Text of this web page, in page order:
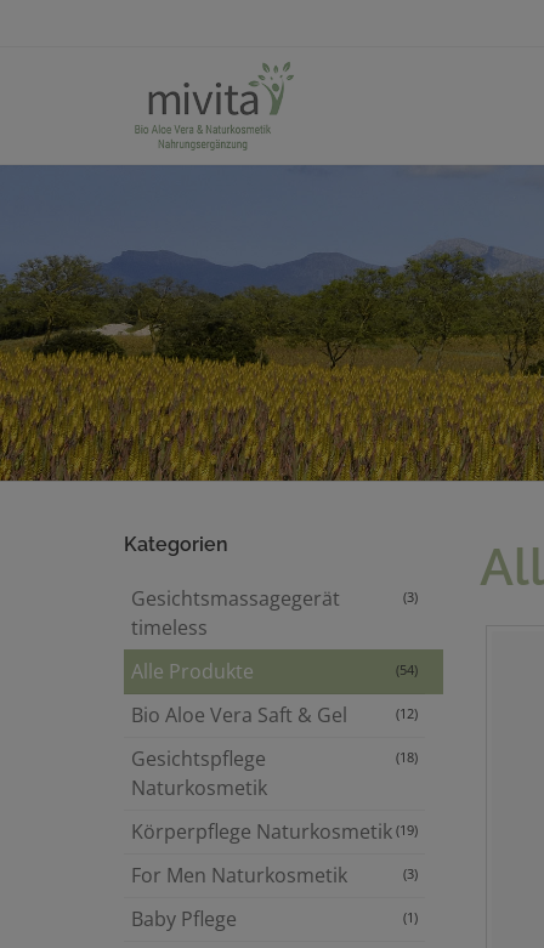
Kategorien
(3)
Gesichtsmassagegerät
timeless
(54)
Alle Produkte
(12)
Bio Aloe Vera Saft & Gel
(18)
Gesichtspflege
Naturkosmetik
(19)
Körperpflege Naturkosmetik
(3)
For Men Naturkosmetik
(1)
Baby Pflege